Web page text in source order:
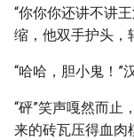
“你你你还讲不讲
缩，他双手护头，
“哈哈，胆小鬼！”
“砰”笑声嘎然而止
来的砖瓦压得血肉